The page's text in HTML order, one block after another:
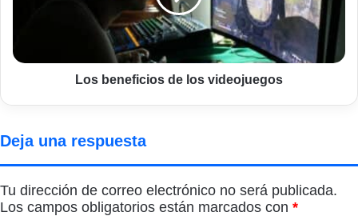
Los beneficios de los videojuegos
Deja una respuesta
Tu dirección de correo electrónico no será publicada.
Los campos obligatorios están marcados con *